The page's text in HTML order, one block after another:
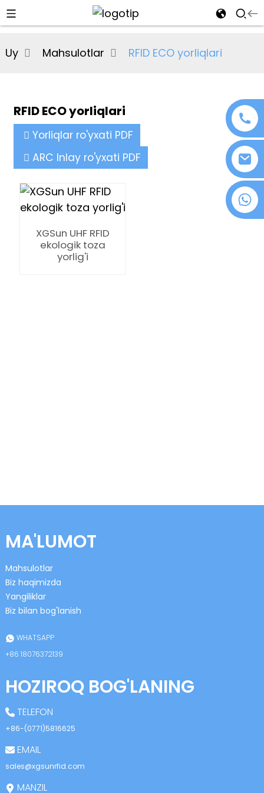
Uy Mahsulotlar RFID ECO yorliqlari
RFID ECO yorliqlari
Yorliqlar ro'yxati PDF
ARC Inlay ro'yxati PDF
XGSun UHF RFID
ekologik toza
yorlig'i
MA'LUMOT
Mahsulotlar
Biz haqimizda
Yangiliklar
Biz bilan bog'lanish
WHATSAPP
+86 18076372139
HOZIROQ BOG'LANING
TELEFON
+86-(0771)5816625
EMAIL
sales@xgsunrfid.com
MANZIL